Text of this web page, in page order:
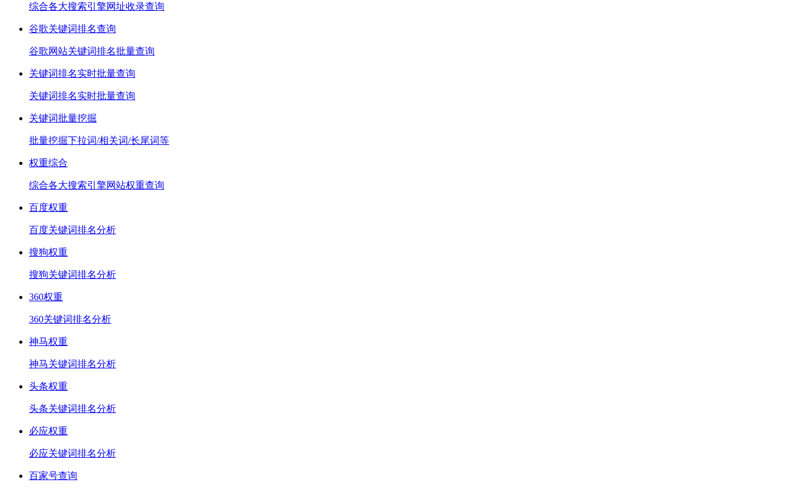
综合各大搜索引擎网址收录查询
谷歌关键词排名查询
谷歌网站关键词排名批量查询
关键词排名实时批量查询
关键词排名实时批量查询
关键词批量挖掘
批量挖掘下拉词/相关词/长尾词等
权重综合
综合各大搜索引擎网站权重查询
百度权重
百度关键词排名分析
搜狗权重
搜狗关键词排名分析
360权重
360关键词排名分析
神马权重
神马关键词排名分析
头条权重
头条关键词排名分析
必应权重
必应关键词排名分析
百家号查询